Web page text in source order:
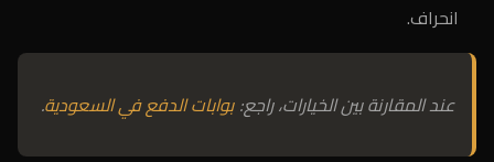
انحراف.
عند المقارنة بين الخيارات، راجع:بوابات الدفع في السعودية.